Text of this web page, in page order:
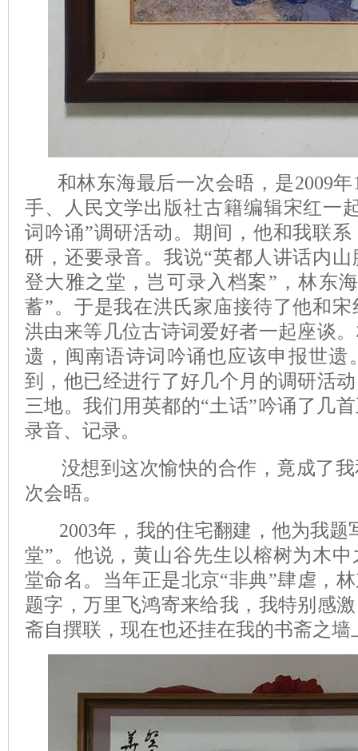
和林东海最后一次会晤，是2009年
手、人民文学出版社古籍编辑宋红一
词吟诵”调研活动。期间，他和我联
研，还要录音。我说“英都人讲话内
登大雅之堂，岂可录入档案”，林东
蓄”。于是我在洪氏家庙接待了他和
洪由来等几位古诗词爱好者一起座谈
遗，闽南语诗词吟诵也应该申报世遗
到，他已经进行了好几个月的调研活
三地。我们用英都的“土话”吟诵了几
录音、记录。
没想到这次愉快的合作，竟成了我
次会晤。
2003年，我的住宅翻建，他为我题
堂”。他说，黄山谷先生以榕树为木
堂命名。当年正是北京“非典”肆虐，
题字，万里飞鸿寄来给我，我特别感
斋自撰联，现在也还挂在我的书斋之墙